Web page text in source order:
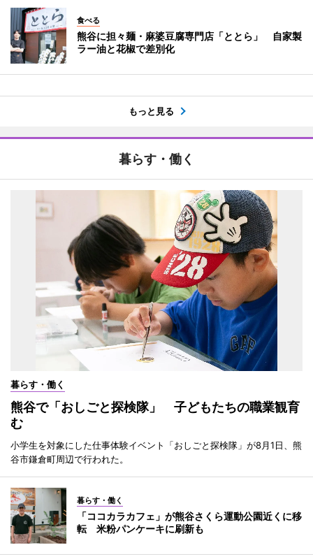
食べる
熊谷に担々麺・麻婆豆腐専門店「ととら」 自家製
ラー油と花椒で差別化
もっと見る
暮らす・働く
暮らす・働く
熊谷で「おしごと探検隊」 子どもたちの職業観育
む
小学生を対象にした仕事体験イベント「おしごと探検隊」が8月1日、熊
谷市鎌倉町周辺で行われた。
暮らす・働く
「ココカラカフェ」が熊谷さくら運動公園近くに移
転 米粉パンケーキに刷新も